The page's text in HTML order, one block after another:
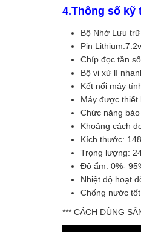
4.Thông số kỹ
Bộ Nhớ Lưu
Pin
Chíp đọc tần
Bộ vi xử lí
Kết nối máy
Máy được thiết
Chức năng
Khoảng cách
Kích thước:
Trọng lượng:
Độ ẩm: 0%-
Nhiệt độ hoạt
Chống nước
*** CÁCH DÙNG